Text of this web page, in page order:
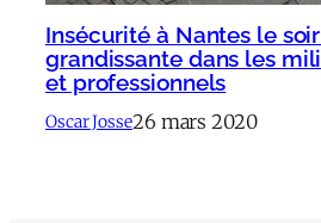
Insécurité à Nantes le
grandissante dans les
et professionnels
Oscar Josse26 mars 2020